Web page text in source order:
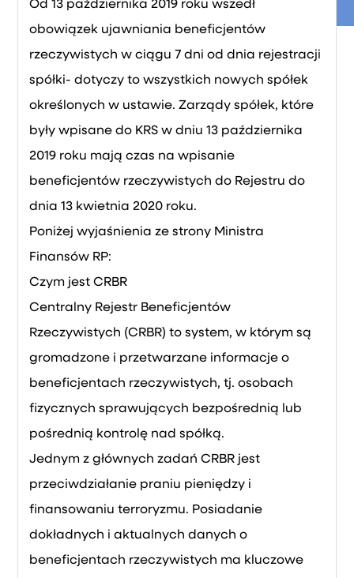
Od 13 października 2019 roku wszedł
obowiązek ujawniania beneficjentów
rzeczywistych w ciągu 7 dni od dnia rejestracji
spółki- dotyczy to wszystkich nowych spółek
określonych w ustawie. Zarządy spółek, które
były wpisane do KRS w dniu 13 października
2019 roku mają czas na wpisanie
beneficjentów rzeczywistych do Rejestru do
dnia 13 kwietnia 2020 roku.
Poniżej wyjaśnienia ze strony Ministra
Finansów RP:
Czym jest CRBR
Centralny Rejestr Beneficjentów
Rzeczywistych (CRBR) to system, w którym są
gromadzone i przetwarzane informacje o
beneficjentach rzeczywistych, tj. osobach
fizycznych sprawujących bezpośrednią lub
pośrednią kontrolę nad spółką.
Jednym z głównych zadań CRBR jest
przeciwdziałanie praniu pieniędzy i
finansowaniu terroryzmu. Posiadanie
dokładnych i aktualnych danych o
beneficjentach rzeczywistych ma kluczowe